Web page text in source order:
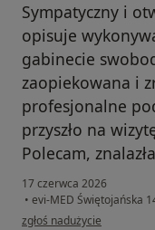
Sympatyczny i
opisuje
gabinecie
zaopiekowana i
profesjonalne
przyszło na
Polecam,
17 czerwca 2026
• evi-MED Świętojańska
w opinii użytkownika Kinga
zgłoś nadużycie